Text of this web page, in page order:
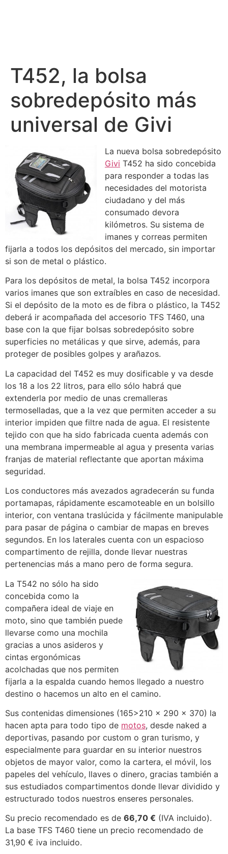
T452, la bolsa
sobredepósito más
universal de Givi
La nueva bolsa sobredepósito
Givi T452 ha sido concebida
para responder a todas las
necesidades del motorista
ciudadano y del más
consumado devora
kilómetros. Su sistema de
imanes y correas permiten
fijarla a todos los depósitos del mercado, sin importar
si son de metal o plástico.
Para los depósitos de metal, la bolsa T452 incorpora
varios imanes que son extraíbles en caso de necesidad.
Si el depósito de la moto es de fibra o plástico, la T452
deberá ir acompañada del accesorio TFS T460, una
base con la que fijar bolsas sobredepósito sobre
superficies no metálicas y que sirve, además, para
proteger de posibles golpes y arañazos.
La capacidad del T452 es muy dosificable y va desde
los 18 a los 22 litros, para ello sólo habrá que
extenderla por medio de unas cremalleras
termoselladas, que a la vez que permiten acceder a su
interior impiden que filtre nada de agua. El resistente
tejido con que ha sido fabricada cuenta además con
una membrana impermeable al agua y presenta varias
franjas de material reflectante que aportan máxima
seguridad.
Los conductores más avezados agradecerán su funda
portamapas, rápidamente escamoteable en un bolsillo
interior, con ventana traslúcida y fácilmente manipulable
para pasar de página o cambiar de mapas en breves
segundos. En los laterales cuenta con un espacioso
compartimento de rejilla, donde llevar nuestras
pertenencias más a mano pero de forma segura.
La T542 no sólo ha sido
concebida como la
compañera ideal de viaje en
moto, sino que también puede
llevarse como una mochila
gracias a unos asideros y
cintas ergonómicas
acolchadas que nos permiten
fijarla a la espalda cuando hemos llegado a nuestro
destino o hacemos un alto en el camino.
Sus contenidas dimensiones (165>210 x 290 x 370) la
hacen apta para todo tipo de motos, desde naked a
deportivas, pasando por custom o gran turismo, y
especialmente para guardar en su interior nuestros
objetos de mayor valor, como la cartera, el móvil, los
papeles del vehículo, llaves o dinero, gracias también a
sus estudiados compartimentos donde llevar dividido y
estructurado todos nuestros enseres personales.
Su precio recomendado es de 66,70 € (IVA incluido).
La base TFS T460 tiene un precio recomendado de
31,90 € iva incluido.